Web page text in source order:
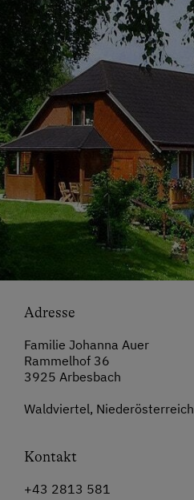
Adresse
Familie Johanna Auer
Rammelhof 36
3925 Arbesbach
Waldviertel, Niederösterreich
Kontakt
+43 2813 581